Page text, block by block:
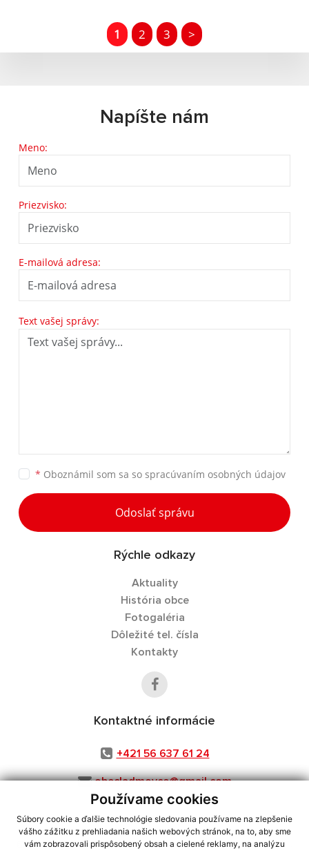
Používame cookies
Súbory cookie a ďalšie technológie sledovania používame na zlepšenie
vášho zážitku z prehliadania našich webových stránok, na to, aby sme
vám zobrazovali prispôsobený obsah a cielené reklamy, na analýzu
1 2 3 >
Napíšte nám
Meno:
Priezvisko:
E-mailová adresa:
Text vašej správy:
* Oboznámil som sa so spracúvaním osobných údajov
Odoslať správu
Rýchle odkazy
Aktuality
História obce
Fotogaléria
Dôležité tel. čísla
Kontakty
Kontaktné informácie
+421 56 637 61 24
obecladmovce@gmail.com
využite možnosť získavania aktuálnych informácií s využitím RSS